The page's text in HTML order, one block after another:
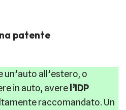
patente
un’auto all’estero, o
in auto, avere l’IDP
raccomandato. Un